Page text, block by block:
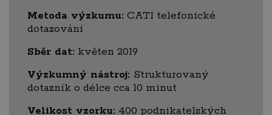
Metoda výzkumu: CATI telefonické
dotazování
Sběr dat: květen 2019
Výzkumný nástroj: Strukturovaný
dotazník o délce cca 10 minut
Velikost vzorku: 400 podnikatelských